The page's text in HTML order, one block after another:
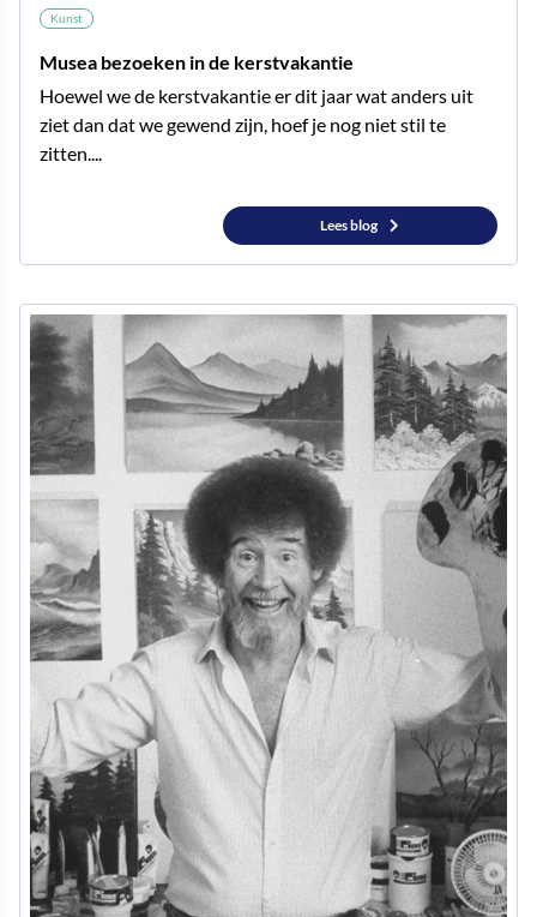
Kunst
Musea bezoeken in de kerstvakantie
Hoewel we de kerstvakantie er dit jaar wat anders uit
ziet dan dat we gewend zijn, hoef je nog niet stil te
zitten....
Lees blog